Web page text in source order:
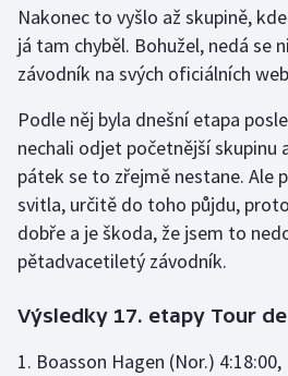
Nakonec to vyšlo až skupině,
já tam chyběl. Bohužel, nedá se
závodník na svých oficiálních
Podle něj byla dnešní etapa
nechali odjet početnější skupinu
pátek se to zřejmě nestane. Ale
svitla, určitě do toho půjdu,
dobře a je škoda, že jsem to
pětadvacetiletý závodník.
Výsledky 17. etapy Tour
1. Boasson Hagen (Nor.) 4:18:00,